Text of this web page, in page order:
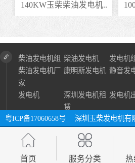
140KW玉柴柴油发电机..
柴油发电机组 柴油发电机 发电机
柴油发电机厂
家
康明斯发电机 静音发
发电机
深圳发电机租
赁
发电机
粤ICP备17060658号
深圳玉柴发电机有
2024 All Right Reserve ⓔ 网址：http://
首页 服务分类 热